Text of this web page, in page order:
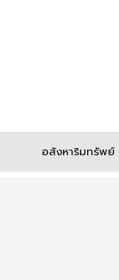
อสังหาริมทรัพย์